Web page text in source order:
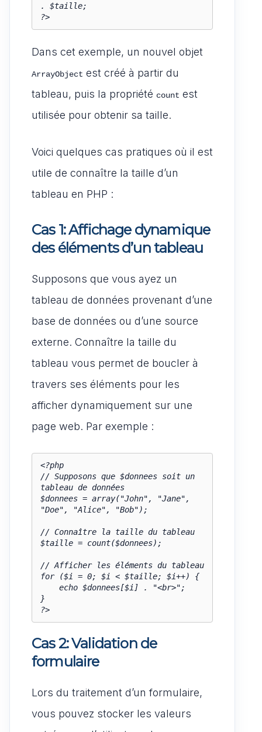
. $taille;
?>
Dans cet exemple, un nouvel objet
ArrayObject est créé à partir du
tableau, puis la propriété count est
utilisée pour obtenir sa taille.
Voici quelques cas pratiques où il est
utile de connaître la taille d’un
tableau en PHP :
Cas 1: Affichage dynamique
des éléments d’un tableau
Supposons que vous ayez un
tableau de données provenant d’une
base de données ou d’une source
externe. Connaître la taille du
tableau vous permet de boucler à
travers ses éléments pour les
afficher dynamiquement sur une
page web. Par exemple :
<?php
// Supposons que $donnees soit un
tableau de données
$donnees = array("John", "Jane",
"Doe", "Alice", "Bob");
// Connaître la taille du tableau
$taille = count($donnees);
// Afficher les éléments du tableau
for ($i = 0; $i < $taille; $i++) {
}
?>
Cas 2: Validation de
formulaire
Lors du traitement d’un formulaire,
vous pouvez stocker les valeurs